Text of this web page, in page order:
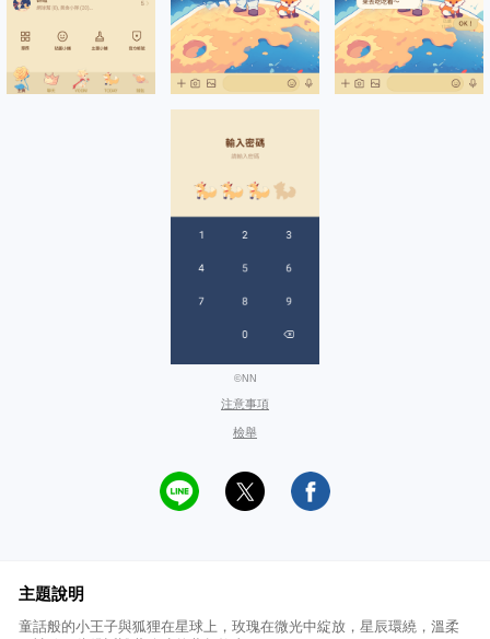
©NN
注意事項
檢舉
主題說明
童話般的小王子與狐狸在星球上，玫瑰在微光中綻放，星辰環繞，溫柔